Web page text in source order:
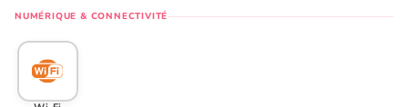
NUMÉRIQUE & CONNECTIVITÉ